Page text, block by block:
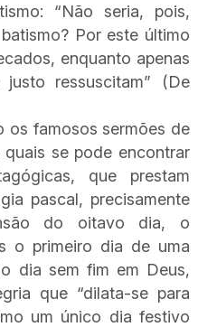
“Não seria, pois,
Por este último
enquanto apenas
ressuscitam” (De
os famosos sermões de
se pode encontrar
que prestam
pascal, precisamente
do oitavo dia, o
o primeiro dia de uma
dia sem fim em Deus,
que “dilata-se para
um único dia festivo